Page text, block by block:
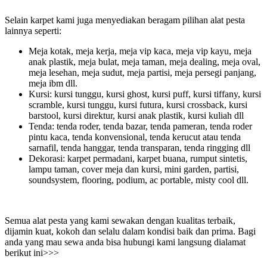
Selain karpet kami juga menyediakan beragam pilihan alat pesta
lainnya seperti:
Meja kotak, meja kerja, meja vip kaca, meja vip kayu, meja
anak plastik, meja bulat, meja taman, meja dealing, meja oval,
meja lesehan, meja sudut, meja partisi, meja persegi panjang,
meja ibm dll.
Kursi: kursi tunggu, kursi ghost, kursi puff, kursi tiffany, kursi
scramble, kursi tunggu, kursi futura, kursi crossback, kursi
barstool, kursi direktur, kursi anak plastik, kursi kuliah dll
Tenda: tenda roder, tenda bazar, tenda pameran, tenda roder
pintu kaca, tenda konvensional, tenda kerucut atau tenda
sarnafil, tenda hanggar, tenda transparan, tenda ringging dll
Dekorasi: karpet permadani, karpet buana, rumput sintetis,
lampu taman, cover meja dan kursi, mini garden, partisi,
soundsystem, flooring, podium, ac portable, misty cool dll.
Semua alat pesta yang kami sewakan dengan kualitas terbaik,
dijamin kuat, kokoh dan selalu dalam kondisi baik dan prima. Bagi
anda yang mau sewa anda bisa hubungi kami langsung dialamat
berikut ini>>>